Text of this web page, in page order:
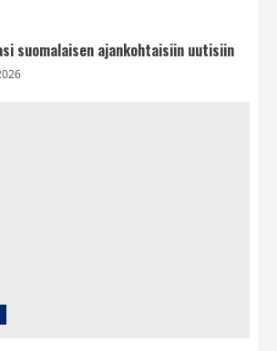
suomalaisen ajankohtaisiin uutisiin